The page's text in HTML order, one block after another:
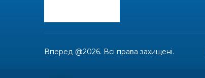
Вперед @2026. Всі права захищені.